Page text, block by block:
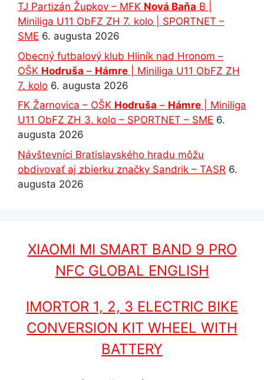
TJ Partizán Župkov – MFK Nová Baňa B |
Miniliga U11 ObFZ ZH 7. kolo | SPORTNET –
SME 6. augusta 2026
Obecný futbalový klub Hliník nad Hronom –
OŠK Hodruša – Hámre | Miniliga U11 ObFZ ZH
7. kolo 6. augusta 2026
FK Žarnovica – OŠK Hodruša – Hámre | Miniliga
U11 ObFZ ZH 3. kolo – SPORTNET – SME 6.
augusta 2026
Návštevníci Bratislavského hradu môžu
obdivovať aj zbierku značky Sandrik – TASR 6.
augusta 2026
XIAOMI MI SMART BAND 9 PRO
NFC GLOBAL ENGLISH
IMORTOR 1, 2, 3 ELECTRIC BIKE
CONVERSION KIT WHEEL WITH
BATTERY